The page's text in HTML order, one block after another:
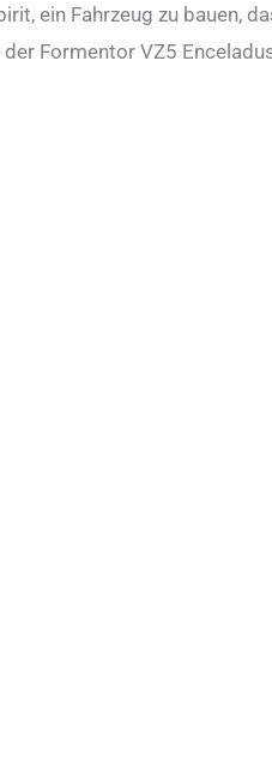
ein Fahrzeug zu bauen,
Formentor VZ5